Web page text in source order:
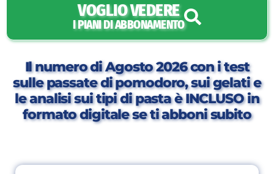
VOGLIO VEDERE
I PIANI DI ABBONAMENTO
Il numero di Agosto 2026 con i test
sulle passate di pomodoro, sui gelati e
le analisi sui tipi di pasta è INCLUSO in
formato digitale se ti abboni subito